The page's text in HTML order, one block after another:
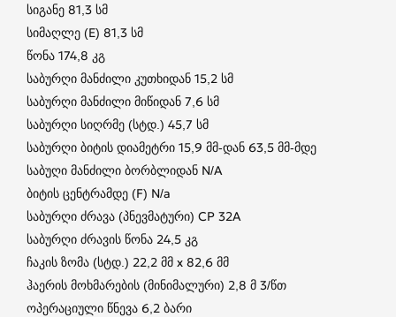
სიგანე 81,3 სმ
სიმაღლე (E) 81,3 სმ
წონა 174,8 კგ
საბურღი მანძილი კუთხიდან 15,2 სმ
საბურღი მანძილი მიწიდან 7,6 სმ
საბურღი სიღრმე (სტდ.) 45,7 სმ
საბურღი ბიტის დიამეტრი 15,9 მმ-დან 63,5 მმ-მდე
საბუღი მანძილი ბორბლიდან N/A
ბიტის ცენტრამდე (F) N/a
საბურღი ძრავა (პნევმატური) CP 32A
საბურღი ძრავის წონა 24,5 კგ
ჩაკის ზომა (სტდ.) 22,2 მმ x 82,6 მმ
ჰაერის მოხმარების (მინიმალური) 2,8 მ 3/წთ
ოპერაციული წნევა 6,2 ბარი